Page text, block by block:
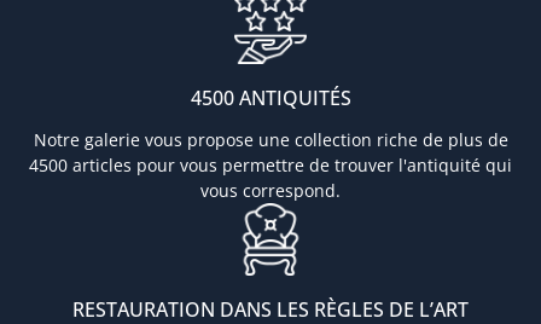
4500 ANTIQUITÉS
Notre galerie vous propose une collection riche de plus de
4500 articles pour vous permettre de trouver l'antiquité qui
vous correspond.
RESTAURATION DANS LES RÈGLES DE L’ART